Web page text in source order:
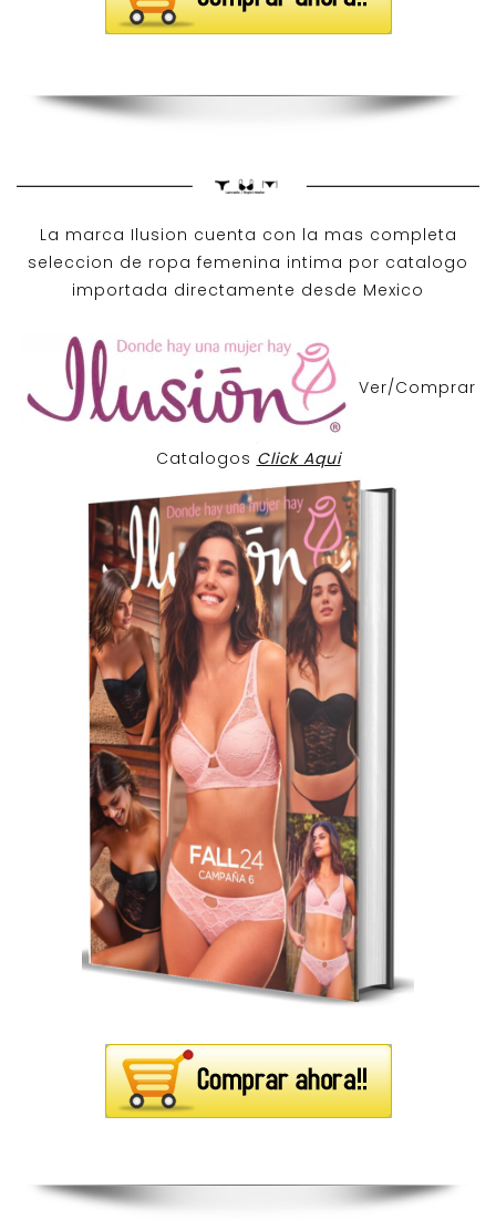
La marca Ilusion cuenta con la mas completa
seleccion de ropa femenina intima por catalogo
importada directamente desde Mexico
Ver/Comprar
Catalogos Click Aqui